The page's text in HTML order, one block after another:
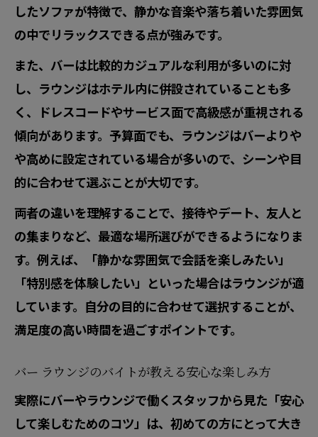
したソファが特徴で、静かな音楽や落ち着いた雰囲気
の中でリラックスできる点が強みです。
また、バーは比較的カジュアルな利用が多いのに対
し、ラウンジはホテル内に併設されていることも多
く、ドレスコードやサービス面で高級感が重視される
傾向があります。予算面でも、ラウンジはバーよりや
や高めに設定されている場合が多いので、シーンや目
的に合わせて選ぶことが大切です。
両者の違いを理解することで、接待やデート、友人と
の集まりなど、最適な場所選びができるようになりま
す。例えば、「静かな雰囲気で会話を楽しみたい」
「特別感を体験したい」といった場合はラウンジが適
しています。自分の目的に合わせて選択することが、
満足度の高い時間を過ごすポイントです。
バー ラウンジのバイトが教える安心な楽しみ方
実際にバーやラウンジで働くスタッフから見た「安心
して楽しむためのコツ」は、初めての方にとって大き